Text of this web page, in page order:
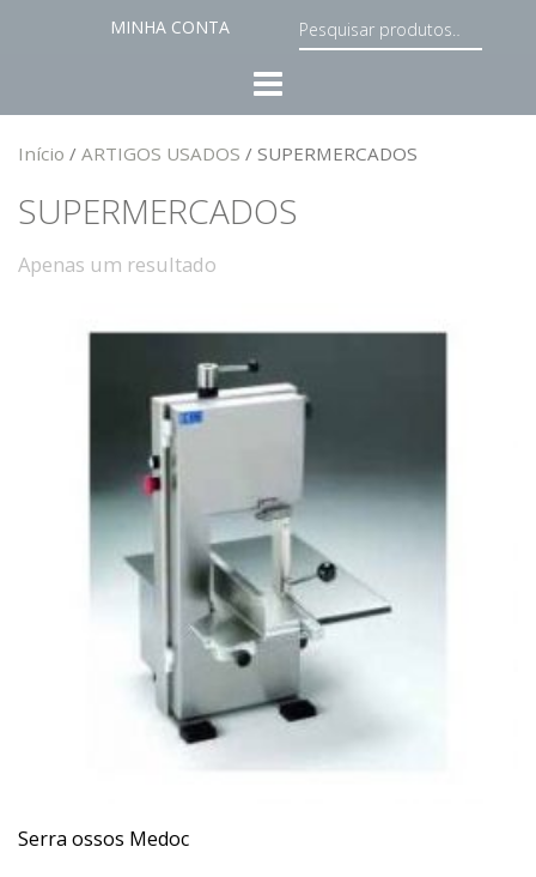
MINHA CONTA
Início / ARTIGOS USADOS / SUPERMERCADOS
SUPERMERCADOS
Apenas um resultado
Serra ossos Medoc